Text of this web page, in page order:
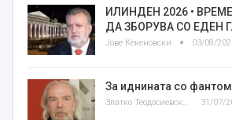
ИЛИНДЕН 2026 •
ДА ЗБОРУВА СО ЕДЕН
Јове Кекеновски 03/08/
За иднината со
Златко Теодосиевски 31/07/